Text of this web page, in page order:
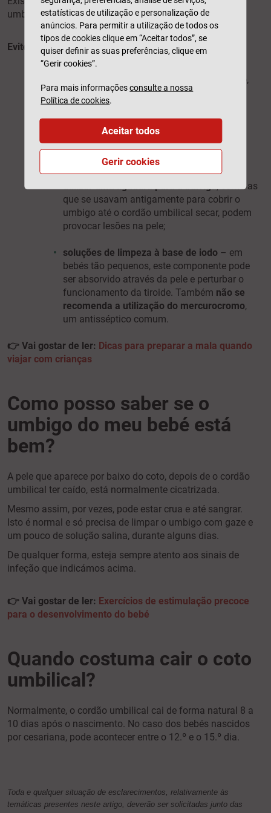
umbigo de um recém-nascido.
Evite as seguintes práticas:
utilizar cintos
desaparecimento das hérnias e, além disso,
podem dificultar a respiração do bebé ou
causar-lhe desconforto;
puxar o cordão umbilical
sempre sair naturalmente –nunca o deve
utilizar uma ligadura para a barriga, como as
que se usavam antigamente para cobrir o
umbigo até o cordão umbilical secar, podem
provocar lesões na pele;
soluções de limpeza à base de iodo – em
bebés tão pequenos, este componente pode
ser absorvido através da pele e perturbar o
funcionamento da tiroide. Também não se
recomenda a utilização do mercurocromo,
um antisséptico comum.
👉 Vai gostar de ler: Dicas para preparar a mala quando
viajar com crianças
Como posso saber se o
umbigo do meu bebé está
bem?
A pele que aparece por baixo do coto, depois de o cordão
umbilical ter caído, está normalmente cicatrizada.
Mesmo assim, por vezes, pode estar crua e até sangrar.
Isto é normal e só precisa de limpar o umbigo com gaze e
um pouco de solução salina, durante alguns dias.
De qualquer forma, esteja sempre atento aos sinais de
infeção que indicámos acima.
👉 Vai gostar de ler: Exercícios de estimulação precoce
para o desenvolvimento do bebé
Quando costuma cair o coto
umbilical?
Normalmente, o cordão umbilical cai de forma natural 8 a
10 dias após o nascimento. No caso dos bebés nascidos
por cesariana, pode acontecer entre o 12.º e o 15.º dia.
Toda e qualquer situação de esclarecimentos, relativamente às
temáticas presentes neste artigo, deverão ser solicitadas junto das
estatísticas de utilização e personalização de
anúncios. Para permitir a utilização de todos os
tipos de cookies clique em “Aceitar todos”, se
quiser definir as suas preferências, clique em
“Gerir cookies”.
Para mais informaçõesconsulte a nossa
Política de cookies.
Gerir cookies
Aceitar todos